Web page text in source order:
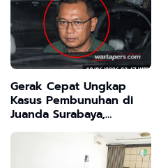
Gerak Cepat Ungkap
Kasus Pembunuhan di
Juanda Surabaya,
Tersangka Utama
Berhasil Diamankan